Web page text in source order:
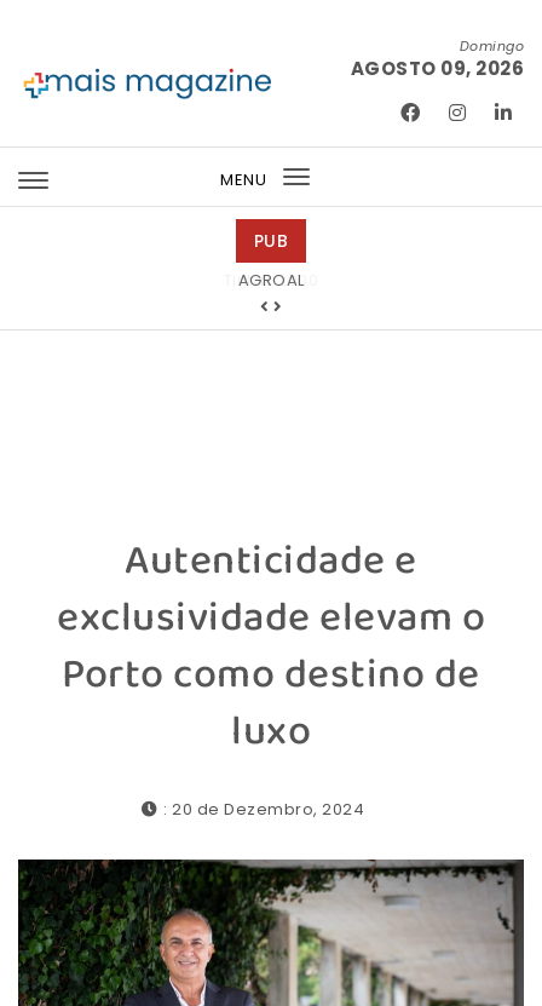
Domingo
AGOSTO 09, 2026
MENU
Toggle
PUB
Tintas 2000
Autenticidade e
exclusividade elevam o
Porto como destino de
luxo
: 20 de Dezembro, 2024